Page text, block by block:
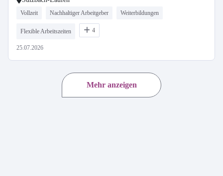
Vollzeit Nachhaltiger Arbeitgeber Weiterbildungen
Flexible Arbeitszeiten 4
25.07.2026
Mehr anzeigen